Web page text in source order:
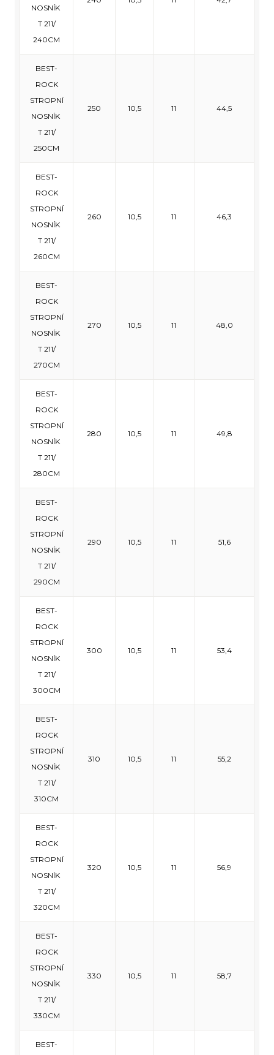
NOSNÍK
T 211/
240CM
BEST-
ROCK
STROPNÍ
NOSNÍK
T 211/
250CM
250 10,5 11 44,5
BEST-
ROCK
STROPNÍ
NOSNÍK
T 211/
260CM
260 10,5 11 46,3
BEST-
ROCK
STROPNÍ
NOSNÍK
T 211/
270CM
270 10,5 11 48,0
BEST-
ROCK
STROPNÍ
NOSNÍK
T 211/
280CM
280 10,5 11 49,8
BEST-
ROCK
STROPNÍ
NOSNÍK
T 211/
290CM
290 10,5 11 51,6
BEST-
ROCK
STROPNÍ
NOSNÍK
T 211/
300CM
300 10,5 11 53,4
BEST-
ROCK
STROPNÍ
NOSNÍK
T 211/
310CM
310 10,5 11 55,2
BEST-
ROCK
STROPNÍ
NOSNÍK
T 211/
320CM
320 10,5 11 56,9
BEST-
ROCK
STROPNÍ
NOSNÍK
T 211/
330CM
330 10,5 11 58,7
BEST-